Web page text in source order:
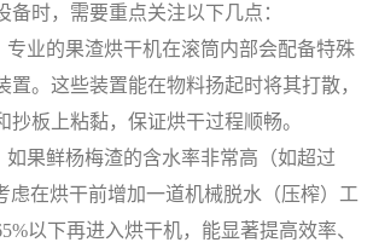
备时，需要重点关注以下几点：
业的果渣烘干机在滚筒内部会配备特殊
置。这些装置能在物料扬起时将其打散，
抄板上粘黏，保证烘干过程顺畅。
果鲜杨梅渣的含水率非常高（如超过
虑在烘干前增加一道机械脱水（压榨）工
以下再进入烘干机，能显著提高效率、